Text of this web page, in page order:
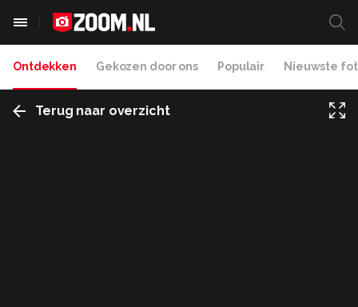
Ontdekken Gekozen door ons Populair Nieuwste
Terug naar overzicht